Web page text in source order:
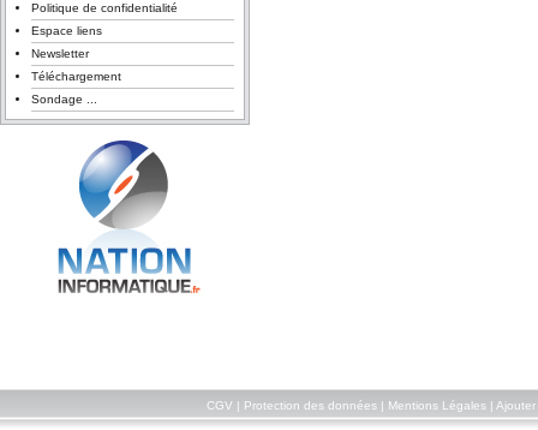
Politique de confidentialité
Espace liens
Newsletter
Téléchargement
Sondage ...
CGV Protection des données| Mentions Légales| Ajouter